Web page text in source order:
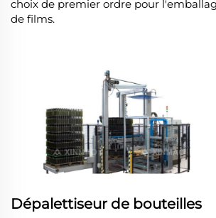
choix de premier ordre pour
de films.
Dépalettiseur de bouteilles